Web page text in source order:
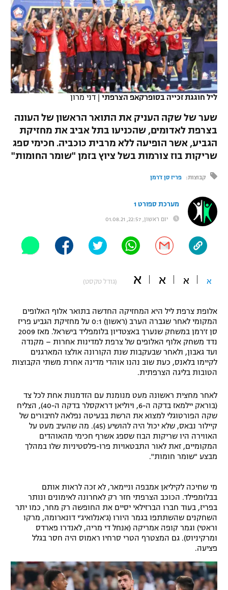
VOD
רץ ברשת
לוח שידורים
ברחבה
"מעל הליגה" – פודקאסט
"מחצית בשכונה" – פודקאסט
משתתפים וזוכים בפרסים
תקנון משתתפים וזוכים בפרסים
תקנון עבור פעילות אלקטרה
תקנון עבור פעילות ספורט 1 – "מרלן"
טניס
גיימינג E-Sports
מדיניות פרטיות
תקנון פעילות ספורט 1
הצטרפות לחבילת הערוצים
לוח דרושים – ג'ובנט
תגיות
המגזין
נבחרת ישראל
מכבי חיפה
בית"ר ירושלים
מכבי תל אביב
הפועל חיפה
הפועל באר שבע
בני יהודה
ליגה ספרדית
ליגה איטלקית
ליגה צרפתית
ליגה הולנדית
ליגה טורקית
ליגה סינית
כדורסל נשים
מכבי תל אביב
הפועל חולון
הפועל ירושלים
יורוליג
יורוקאפ
טניס
כדוריד
כדורעף
שחייה
ג'ודו
אגרוף
ספורט אולימפי
UFC
היאבקות WWE
אופניים
ספורט מוטורי
פוטבול אמריקאי NFL
בייסבול MLB
ספורט אתגרי ואקסטרים
אומנויות לחימה
גיימינג E-Sports
ליל חוגגת זכייה בסופרקאפ הצרפתי | דני מרון
שער של שקה העניק את התואר הראשון של העונה
בצרפת לאדומים, שהכניעו בתל אביב את מחזיקת
הגביע, אשר הופיעה ללא מרבית כוכביה. חכימי ספג
שריקות בוז צורמות בשל ציוץ בזמן "שומר החומות"
קבוצות: פריז סן ז'רמן
מערכת ספורט 1
יום ראשון, 22:57, 01.08.21
א א א א (גודל טקסט)
אלופת צרפת ליל היא המחזיקה החדשה בתואר אלוף האלופים
המקומי לאחר שגברה הערב (ראשון) 0:1 על מחזיקת הגביע פריז
סן ז'רמן במשחק שנערך באצטדיון בלומפליד בישראל. מאז 2009
נדד משחק אלוף האלופים של צרפת למדינות אחרות – מקנדה
ועד גאבון, ולאחר שבעקבות שנת הקורונה אולצו המארגנים
לקיימו בלאנס, כעת שוב נהנו אוהדי מדינה אחרת משתי הקבוצות
הטובות בליגה הצרפתית.
לאחר מחצית ראשונה מעט מנומנת עם הזדמנות אחת לכל צד
(בוראק יילמאז בדקה ה-6, ויוליאן דראקסלר בדקה ה-40), הצליח
שקה הפורטוגלי למצוא את הרשת בבעיטה נפלאה לחיבורים של
קיילור נבאס, שלא יכול היה להושיע (45). מה שהעיב מעט על
האווירה היו שריקות הבוז שספג אשרף חכימי מהאוהדים
המקומיים, זאת לאור התבטאויות פרו-פלסטיניות שלו במהלך
מבצע "שומר חומות".
מי שחיכה לקיליאן אמבפה וניימאר, לא זכה לראות אותם
בבלומפילד. הכוכב הצרפתי חזר רק לאחרונה לאימונים ונותר
בפריז, בעוד חברו הברזילאי יסיים את החופשה רק מחר, כמו יתר
השחקנים שהשתתפו בגמר היורו (ג'אנלואיג'י דונארומה, מרקו
וראטי) וגמר קופה אמריקה (אנחל די מריה, לאנדרו פארדס
ומרקיניוס). גם המצטרף הטרי סרחיו ראמוס היה חסר בגלל
פציעה.